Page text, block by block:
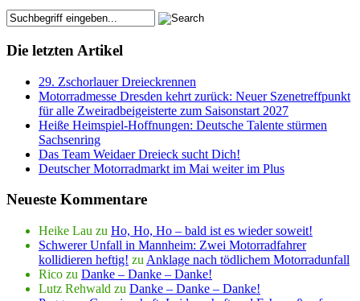
Die letzten Artikel
29. Zschorlauer Dreieckrennen
Motorradmesse Dresden kehrt zurück: Neuer Szenetreffpunkt
für alle Zweiradbeigeisterte zum Saisonstart 2027
Heiße Heimspiel-Hoffnungen: Deutsche Talente stürmen
Sachsenring
Das Team Weidaer Dreieck sucht Dich!
Deutscher Motorradmarkt im Mai weiter im Plus
Neueste Kommentare
Heike Lau zu Ho, Ho, Ho – bald ist es wieder soweit!
Schwerer Unfall in Mannheim: Zwei Motorradfahrer
kollidieren heftig! zu Anklage nach tödlichem Motorradunfall
Rico zu Danke – Danke – Danke!
Lutz Rehwald zu Danke – Danke – Danke!